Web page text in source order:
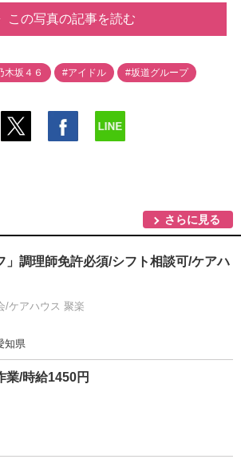
この写真の記事を読む
木坂４６ #アイドル #坂道グループ
さらに見る
」調理師免許必須/シフト相談可/ケアハ
/ケアハウス 聚楽
知県
業/時給1450円